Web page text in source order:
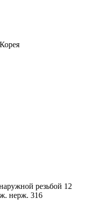
резьбой 12
нерж. 316